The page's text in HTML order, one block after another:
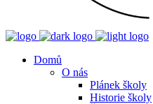
Domů
O nás
Plánek školy
Historie školy